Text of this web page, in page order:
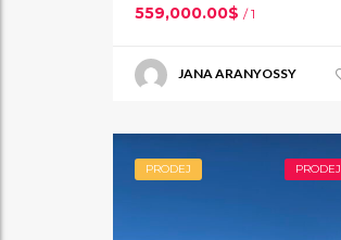
559,000.00$ / 1
JANA ARANYOSSY
PRODEJ
PRODEJ